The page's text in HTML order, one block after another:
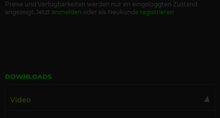
Preise und Verfügbarkeiten werden nur im eingeloggten Zustand
angezeigt.Jetzt anmelden oder als Neukunde registrieren
DOWNLOADS
Video